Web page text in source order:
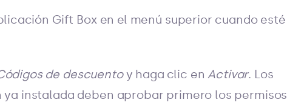
Gift Box en el menú superior cuando esté
de descuentoy haga clic enActivar. Los
instalada deben aprobar primero los permisos